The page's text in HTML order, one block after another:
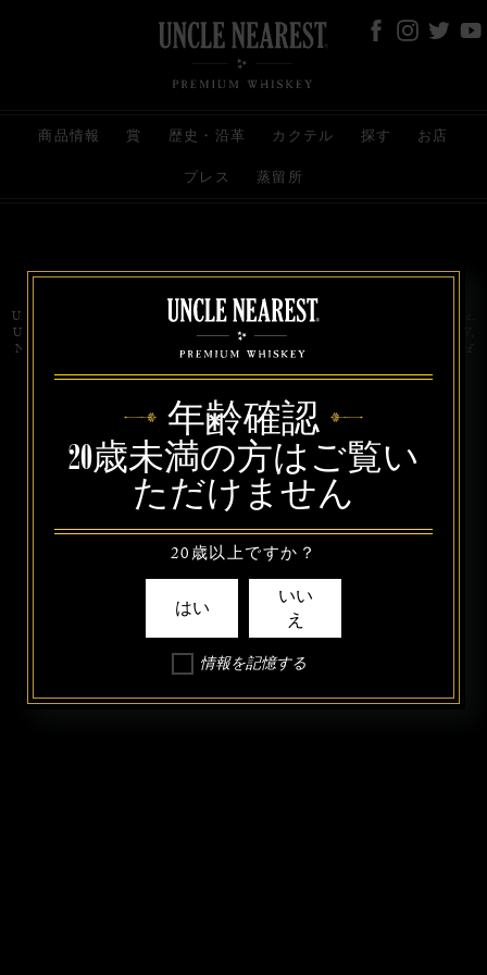
商品情報 賞 歴史・沿革 カクテル 探す お店
プレス 蒸留所
お問い合わせ 代理店 規約と条件
プライバシー
Uncle Nearest Premium Whiskey is wholly and independently owned by Uncle Nearest, Inc.
UNCLE NEAREST, THE BEST WHISKEY MAKER THE WORLD NEVER KNEW,
NATHAN GREEN, NEAREST GREEN, and DRINK HONORABLY are trademarks of
年齢確認
20歳未満の方はご覧い
ただけません
20歳以上ですか？
はい
いい
え
情報を記憶する